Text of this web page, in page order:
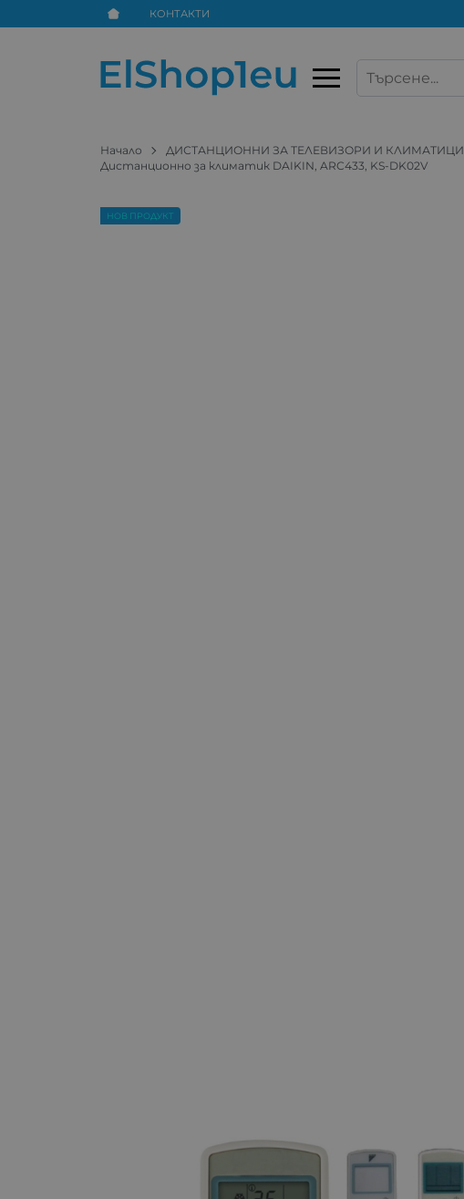
КОНТАКТИ
Начало ДИСТАНЦИОННИ ЗА ТЕЛЕВИЗОРИ И КЛИМАТИЦИ
Дистанционно за климатик DAIKIN, ARC433, KS-DK02V
НОВ ПРОДУКТ